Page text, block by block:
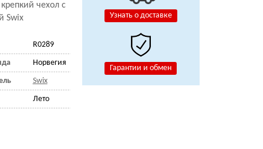
чехол с
Swix
R0289
Норвегия
Swix
Лето
Узнать о доставке
Гарантии и обмен